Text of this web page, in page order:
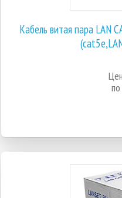
Кабель витая пара LAN